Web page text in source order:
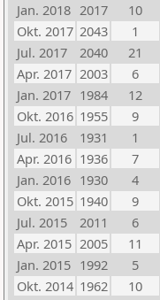
Jan. 2018 2017 10
Okt. 2017 2043 1
Jul. 2017
2040 21
Apr. 2017 2003 6
Jan. 2017 1984 12
Okt. 2016 1955 9
Jul. 2016
1931 1
Apr. 2016 1936 7
Jan. 2016 1930 4
Okt. 2015 1940 9
Jul. 2015
2011 6
Apr. 2015 2005 11
Jan. 2015 1992 5
Okt. 2014 1962 10